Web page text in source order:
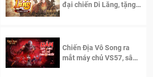
đại chiến Di Lăng, tặng
Chiến Địa Vô Song ra
mắt máy chủ VS57, sân